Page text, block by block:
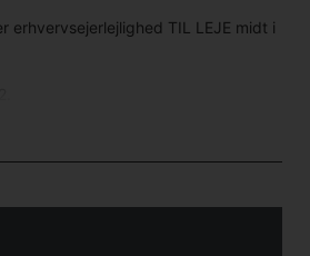
TIL LEJE midt i
spiseplads.
2 separate toiletter og håndvask i